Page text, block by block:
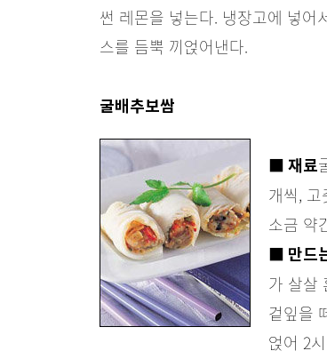
썬 레몬을 넣는다. 냉장고에 넣어
스를 듬뿍 끼얹어낸다.
굴배추보쌈
■ 재료
개씩, 고
소금 약
■ 만드
가 살살
겉잎을
얹어 2